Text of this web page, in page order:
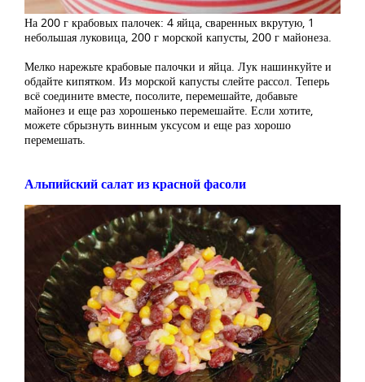
На 200 г крабовых палочек: 4 яйца, сваренных вкрутую, 1
небольшая луковица, 200 г морской капусты, 200 г майонеза.
Мелко нарежьте крабовые палочки и яйца. Лук нашинкуйте и
обдайте кипятком. Из морской капусты слейте рассол. Теперь
всё соедините вместе, посолите, перемешайте, добавьте
майонез и еще раз хорошенько перемешайте. Если хотите,
можете сбрызнуть винным уксусом и еще раз хорошо
перемешать.
Альпийский салат из красной фасоли